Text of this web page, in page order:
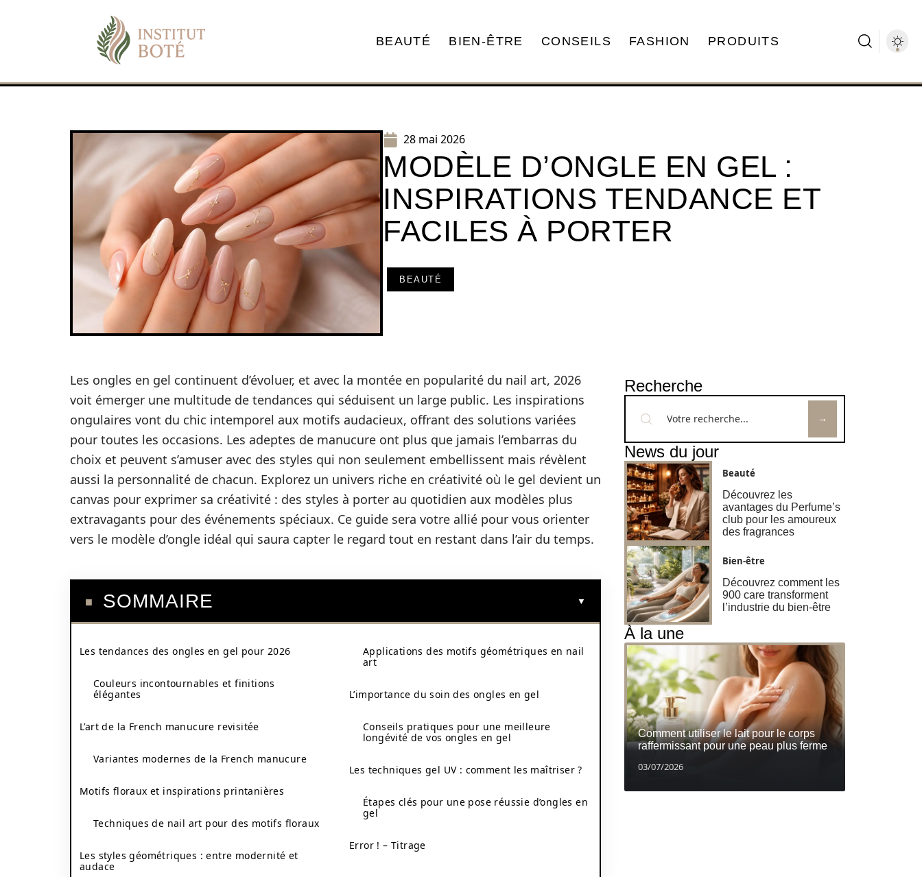
BEAUTÉ BIEN-ÊTRE CONSEILS FASHION PRODUITS
28 mai 2026
MODÈLE D’ONGLE EN GEL :
INSPIRATIONS TENDANCE ET
FACILES À PORTER
BEAUTÉ
Les ongles en gel continuent d’évoluer, et avec la montée en popularité du nail art, 2026
voit émerger une multitude de tendances qui séduisent un large public. Les inspirations
ongulaires vont du chic intemporel aux motifs audacieux, offrant des solutions variées
pour toutes les occasions. Les adeptes de manucure ont plus que jamais l’embarras du
choix et peuvent s’amuser avec des styles qui non seulement embellissent mais révèlent
aussi la personnalité de chacun. Explorez un univers riche en créativité où le gel devient un
canvas pour exprimer sa créativité : des styles à porter au quotidien aux modèles plus
extravagants pour des événements spéciaux. Ce guide sera votre allié pour vous orienter
vers le modèle d’ongle idéal qui saura capter le regard tout en restant dans l’air du temps.
SOMMAIRE
Les tendances des ongles en gel pour 2026
Couleurs incontournables et finitions
élégantes
L’art de la French manucure revisitée
Variantes modernes de la French manucure
Motifs floraux et inspirations printanières
Techniques de nail art pour des motifs floraux
Les styles géométriques : entre modernité et
audace
Applications des motifs géométriques en nail
art
L’importance du soin des ongles en gel
Conseils pratiques pour une meilleure
longévité de vos ongles en gel
Les techniques gel UV : comment les maîtriser ?
Étapes clés pour une pose réussie d’ongles en
gel
Error ! – Titrage
Recherche
News du jour
Beauté
Découvrez les
avantages du Perfume’s
club pour les amoureux
des fragrances
Bien-être
Découvrez comment les
900 care transforment
l’industrie du bien-être
À la une
Comment utiliser le lait pour le corps
raffermissant pour une peau plus ferme
03/07/2026